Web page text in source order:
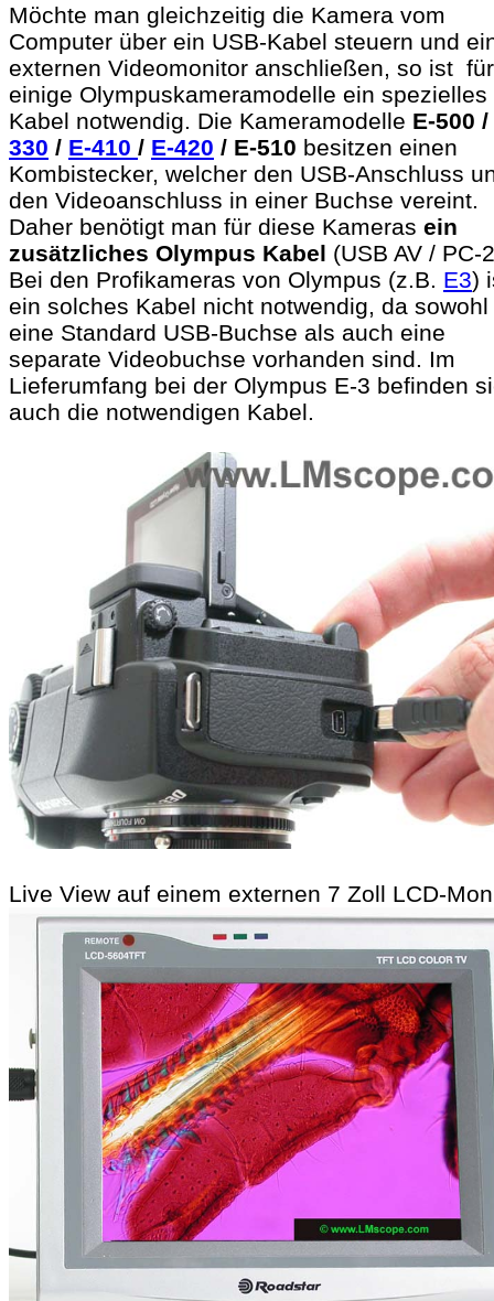
Möchte man gleichzeitig die Kamera vom
Computer über ein USB-Kabel steuern und
externen Videomonitor anschließen, so ist für
einige Olympuskameramodelle ein spezielles
Kabel notwendig. Die Kameramodelle E-500 /
330 / E-410 / E-420 / E-510 besitzen einen
Kombistecker, welcher den USB-Anschluss
den Videoanschluss in einer Buchse vereint.
Daher benötigt man für diese Kameras ein
zusätzliches Olympus Kabel (USB AV / PC-
Bei den Profikameras von Olympus (z.B. E3)
ein solches Kabel nicht notwendig, da sowohl
eine Standard USB-Buchse als auch eine
separate Videobuchse vorhanden sind. Im
Lieferumfang bei der Olympus E-3 befinden
auch die notwendigen Kabel.
Live View auf einem externen 7 Zoll LCD-